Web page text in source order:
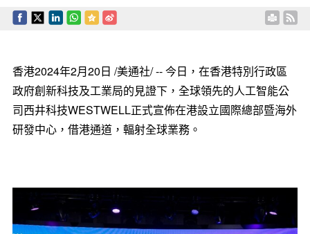
香港2024年2月20日 /美通社/ -- 今日，在香港特別行政區
政府創新科技及工業局的見證下，全球領先的人工智能公
司西井科技WESTWELL正式宣佈在港設立國際總部暨海外
研發中心，借港通道，輻射全球業務。